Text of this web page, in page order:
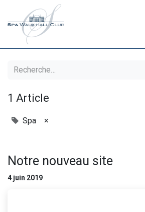
1 Article
Spa ×
Notre nouveau site
4 juin 2019